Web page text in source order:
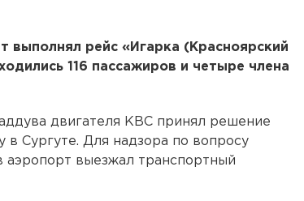
выполнял рейс «Игарка (Красноярский
116 пассажиров и четыре члена
двигателя КВС принял решение
Сургуте. Для надзора по вопросу
выезжал транспортный